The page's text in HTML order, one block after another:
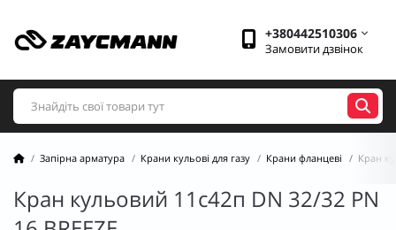
+380442510306
Замовити дзвінок
Запірна арматура Крани кульові для газу Крани фланцеві Кран
Кран кульовий 11с42п DN 32/32 PN